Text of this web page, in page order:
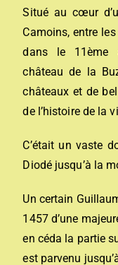
Situé au cœur
Camoins, entre
dans le 11ème
château de la
châteaux et de
de l’histoire de la
C’était un vaste
Diodé jusqu’à la
Un certain
1457 d’une
en céda la partie
est parvenu